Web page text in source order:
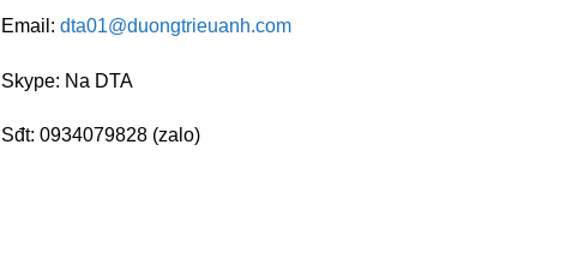
Email: dta01@duongtrieuanh.com
Skype: Na DTA
Sđt: 0934079828 (zalo)